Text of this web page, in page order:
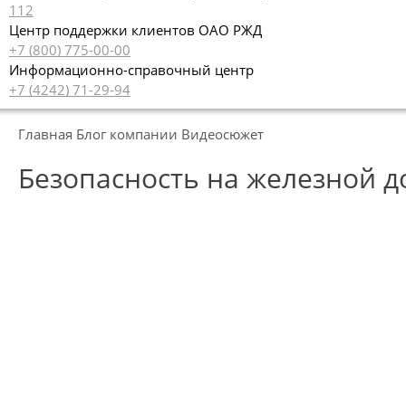
112
Центр поддержки клиентов ОАО РЖД
+7 (800) 775-00-00
Информационно-справочный центр
+7 (4242) 71-29-94
Главная Блог компании Видеосюжет
Безопасность на железной